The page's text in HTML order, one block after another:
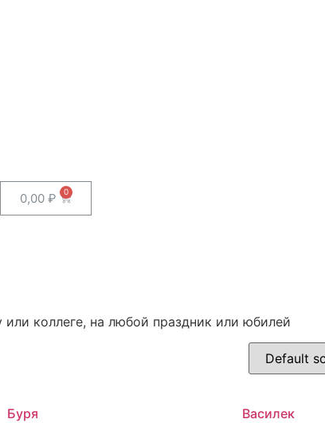
0,00 ₽
коллеге, на любой праздник или юбилей
Буря Василек